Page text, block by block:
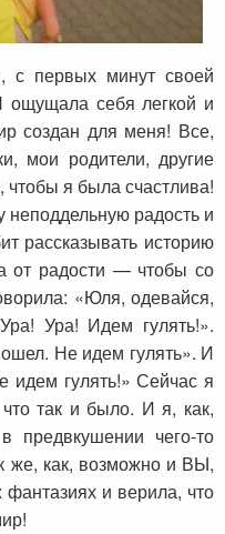
с первых минут своей
себя легкой и
создан для меня! Все,
мои родители, другие
я была счастлива!
неподдельную радость и
рассказывать историю
от радости — чтобы со
«Юля, одевайся,
Ура! Идем гулять!».
Не идем гулять». И
идем гулять!» Сейчас я
так и было. И я, как,
предвкушении чего-то
же, как, возможно и ВЫ,
и верила, что